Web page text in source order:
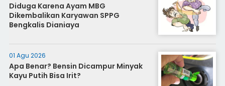
Diduga Karena Ayam MBG
Dikembalikan Karyawan SPPG
Bengkalis Dianiaya
01 Agu 2026
Apa Benar? Bensin Dicampur Minyak
Kayu Putih Bisa Irit?